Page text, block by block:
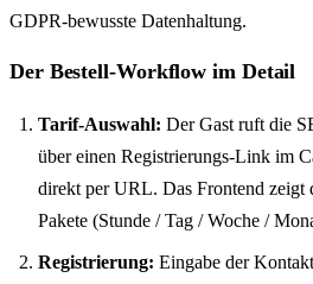
GDPR-bewusste Datenhaltung.
Der Bestell-Workflow im Detail
Tarif-Auswahl: Der Gast ruft die
über einen Registrierungs-Link im
direkt per URL. Das Frontend zeigt
Pakete (Stunde / Tag / Woche /
Registrierung: Eingabe der